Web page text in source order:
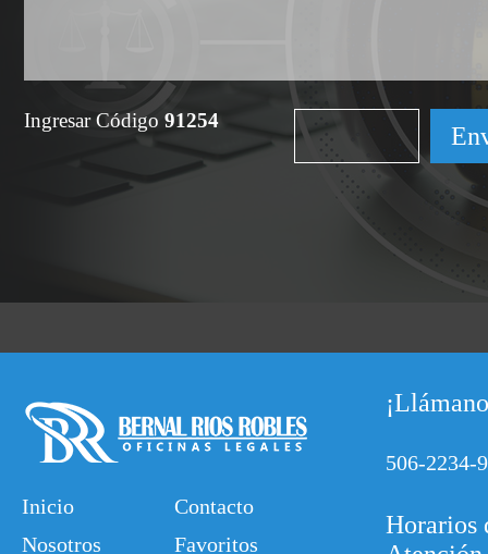
Ingresar Código 91254
Inicio
Nosotros
Contacto
Favoritos
506-2234-
Horarios